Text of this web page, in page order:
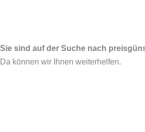
Sie sind auf der Suche nach
Da können wir Ihnen weiterhelfen.